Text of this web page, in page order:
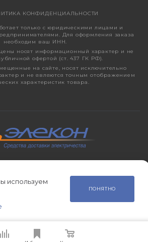
КОНФИДЕНЦИАЛЬНОСТИ
только с юридическими лицами и
Для оформления заказа
необходим ваш ИНН.
носят информационный характер и не
офертой (ст. 437 ГК РФ).
на сайте, носят исключительно
и не являются точным отображением
характеристик товара.
продукция, светотехника с 1998 года.
используем
ПОНЯТНО